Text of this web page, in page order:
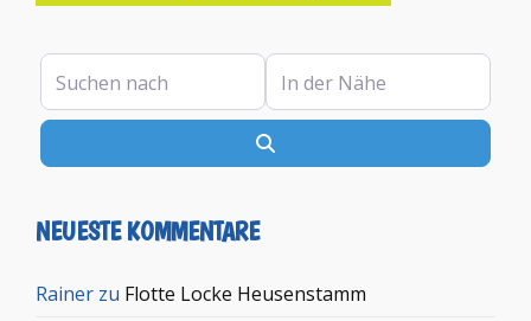
Suchen nach In der Nähe
NEUESTE KOMMENTARE
Rainer zu Flotte Locke Heusenstamm